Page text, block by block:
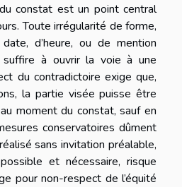
constat est un point central
Toute irrégularité de forme,
d’heure, ou de mention
à ouvrir la voie à une
du contradictoire exige que,
la partie visée puisse être
moment du constat, sauf en
conservatoires dûment
sans invitation préalable,
et nécessaire, risque
pour non-respect de l’équité